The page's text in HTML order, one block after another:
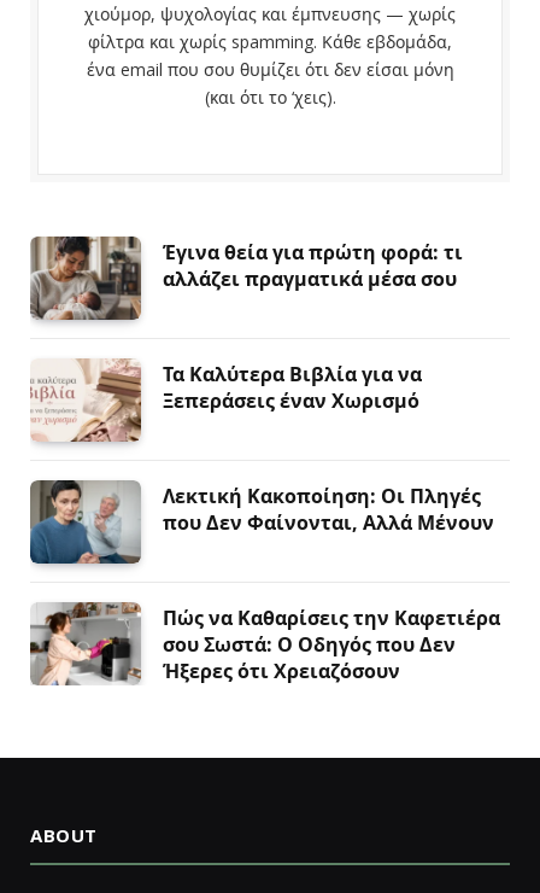
χιούμορ, ψυχολογίας και έμπνευσης — χωρίς
φίλτρα και χωρίς spamming. Κάθε εβδομάδα,
ένα email που σου θυμίζει ότι δεν είσαι μόνη
(και ότι το ‘χεις).
Έγινα θεία για πρώτη φορά: τι
αλλάζει πραγματικά μέσα σου
Τα Καλύτερα Βιβλία για να
Ξεπεράσεις έναν Χωρισμό
Λεκτική Κακοποίηση: Οι Πληγές
που Δεν Φαίνονται, Αλλά Μένουν
Πώς να Καθαρίσεις την Καφετιέρα
σου Σωστά: Ο Οδηγός που Δεν
Ήξερες ότι Χρειαζόσουν
ABOUT